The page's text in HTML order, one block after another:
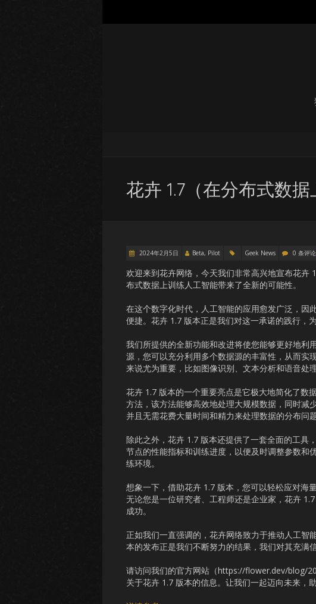
花卉 1.7（在分布式数据
2024年2月5日 Beta, Pilot Geek News 0 条评论
欢迎来到花卉网络，今天我们非常高兴地宣布花卉
布式数据上训练人工智能带来了全新的可能性。
在这个数字化时代，人工智能的应用愈发广泛，因
便捷。花卉 1.7 版本正是我们对这一承诺的践行，
我们所提供的全新功能和改进将使您能够更好地利
源，您可以充分利用多个数据源的丰富性，从而实
来说尤为重要，比如图像识别、文本分析和语音处理
花卉 1.7 版本的一个重要亮点是它极大地简化了数
方法，该方法能够高效地处理大规模数据，同时减
并且无需花费大量时间和精力来处理数据的分布问题
除此之外，花卉 1.7 版本还提供了一套全面的工具
节点的性能指标和训练进度，以便及时调整参数和
练环境。
想象一下，借助花卉 1.7 版本，您可以轻松应对海
无论您是一位研究者、工程师还是企业家，花卉
成功。
正如我们一直强调的，花卉网络致力于推动人工智
本的发布正是我们不断努力的结果，我们对其充满
请访问我们的官方网站（https://flower.dev/blog/
关于花卉 1.7 版本的信息。让我们一起迈向未来，